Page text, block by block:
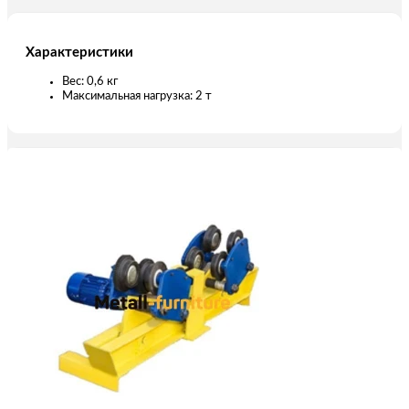
Характеристики
Вес: 0,6 кг
Максимальная нагрузка: 2 т